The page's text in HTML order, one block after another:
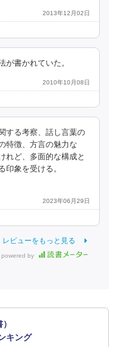
2013年12月02日
が書かれていた。
2010年10月08日
する考察、話し言葉の
特徴、方言の魅力な
れど、多面的な構成と
印象を受ける。
2023年06月29日
レビューをもっと見る
powered by
キング